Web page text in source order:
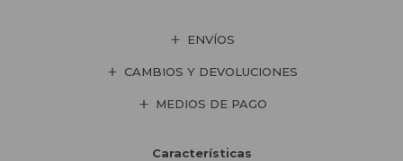
ENVÍOS
CAMBIOS Y DEVOLUCIONES
MEDIOS DE PAGO
Características